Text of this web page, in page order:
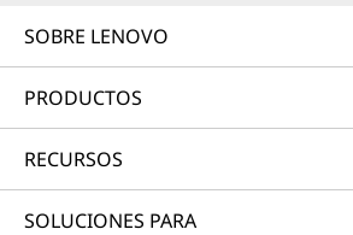
SOBRE LENOVO
PRODUCTOS
RECURSOS
SOLUCIONES PARA